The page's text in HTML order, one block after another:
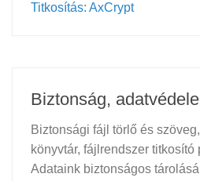
Titkosítás: AxCrypt
Biztonság,
Biztonsági fájl törlő és
könyvtár, fájlrendszer titkosító
Adataink biztonságos